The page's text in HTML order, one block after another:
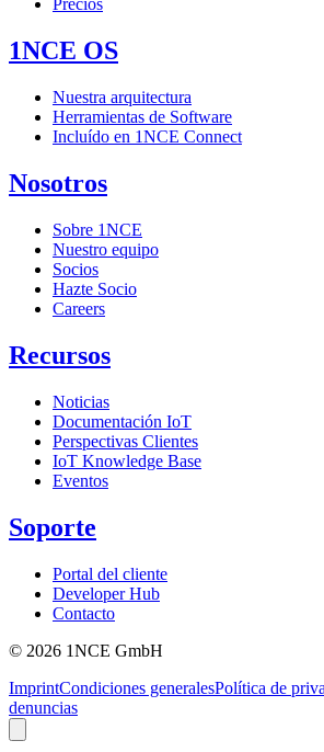
Precios
1NCE OS
Nuestra arquitectura
Herramientas de Software
Incluído en 1NCE Connect
Nosotros
Sobre 1NCE
Nuestro equipo
Socios
Hazte Socio
Careers
Recursos
Noticias
Documentación IoT
Perspectivas Clientes
IoT Knowledge Base
Eventos
Soporte
Portal del cliente
Developer Hub
Contacto
© 2026 1NCE GmbH
ImprintCondiciones generalesPolítica de
denuncias